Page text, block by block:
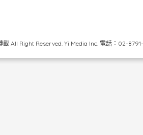
All Right Reserved. Yi Media Inc. 電話：02-